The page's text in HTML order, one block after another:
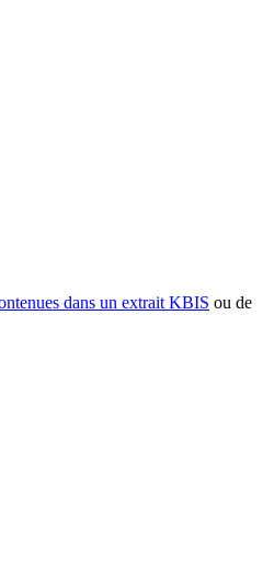
dans un extrait KBIS ou de